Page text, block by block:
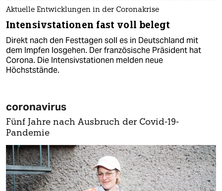
Aktuelle Entwicklungen in der Coronakrise
Intensivstationen fast voll belegt
Direkt nach den Festtagen soll es in Deutschland mit
dem Impfen losgehen. Der französische Präsident hat
Corona. Die Intensivstationen melden neue
Höchststände.
coronavirus
Fünf Jahre nach Ausbruch der Covid-19-
Pandemie